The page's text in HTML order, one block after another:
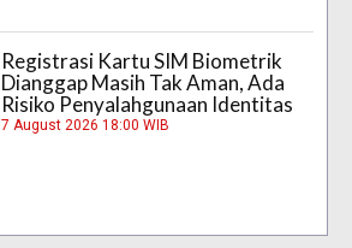
Registrasi Kartu SIM Biometrik
Dianggap Masih Tak Aman, Ada
Risiko Penyalahgunaan Identitas
7 August 2026 18:00 WIB